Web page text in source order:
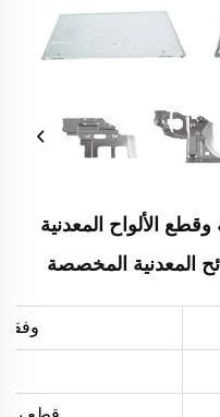
الألواح المعدنية
المعدنية المخصصة
وفقاً